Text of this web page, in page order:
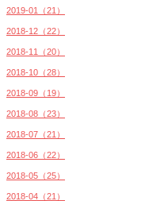
2019-01（21）
2018-12（22）
2018-11（20）
2018-10（28）
2018-09（19）
2018-08（23）
2018-07（21）
2018-06（22）
2018-05（25）
2018-04（21）